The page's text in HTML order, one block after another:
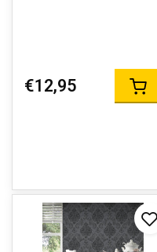
€12,95